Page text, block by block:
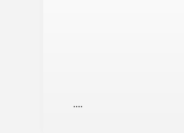
....